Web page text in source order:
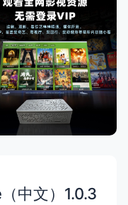
中文）1.0.3